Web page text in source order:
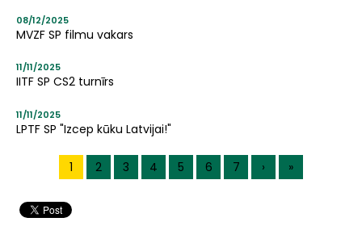
08/12/2025
MVZF SP filmu vakars
11/11/2025
IITF SP CS2 turnīrs
11/11/2025
LPTF SP "Izcep kūku Latvijai!"
PaginationCurrent
1 Lapa
2 Lapa
3 Lapa
4 Lapa
5 Lapa
6 Lapa
7
Next
›
Last
»